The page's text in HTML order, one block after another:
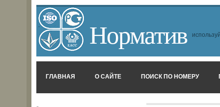
Норматив
ГЛАВНАЯ О САЙТЕ ПОИСК ПО НОМЕРУ